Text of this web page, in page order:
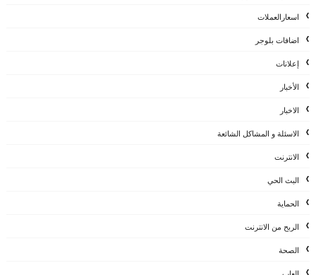
اسعارالعملات
اضافات بلوجر
إعلانات
الأخبار
الاخبار
الاسئلة و المشاكل الشائعة
الانترنت
البث الحي
الحماية
الربح من الانترنت
الصحة